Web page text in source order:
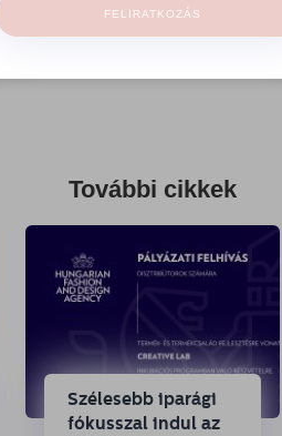
További cikkek
Szélesebb iparági
fókusszal indul az
FELIRATKOZÁS